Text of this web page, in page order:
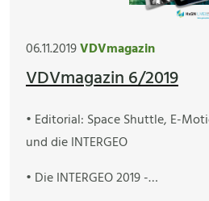
06.11.2019VDVmagazin
VDVmagazin 6/2019
• Editorial: Space Shuttle, E-
und die INTERGEO
• Die INTERGEO 2019 -…